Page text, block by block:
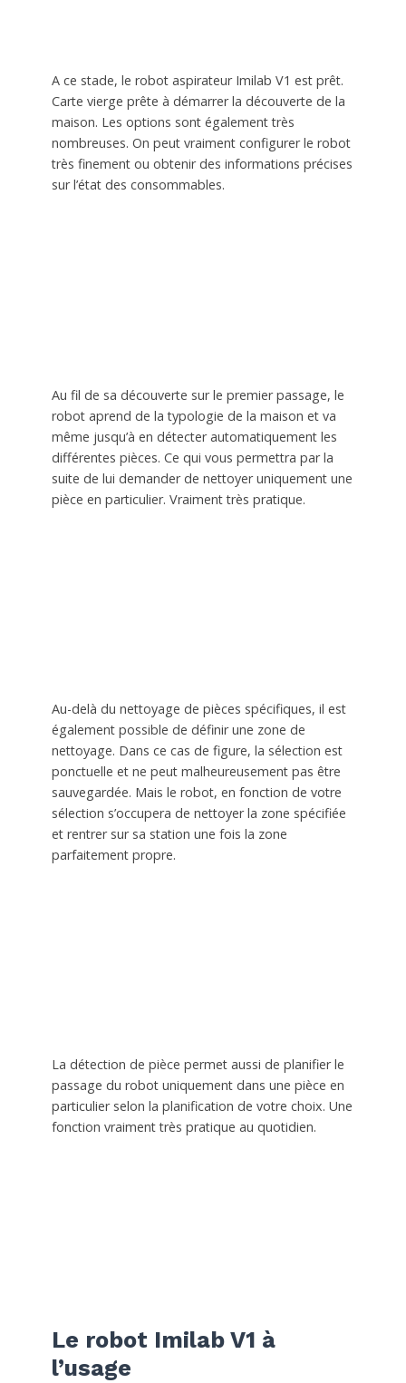
A ce stade, le robot aspirateur Imilab V1 est prêt.
Carte vierge prête à démarrer la découverte de la
maison. Les options sont également très
nombreuses. On peut vraiment configurer le robot
très finement ou obtenir des informations précises
sur l’état des consommables.
Au fil de sa découverte sur le premier passage, le
robot aprend de la typologie de la maison et va
même jusqu’à en détecter automatiquement les
différentes pièces. Ce qui vous permettra par la
suite de lui demander de nettoyer uniquement une
pièce en particulier. Vraiment très pratique.
Au-delà du nettoyage de pièces spécifiques, il est
également possible de définir une zone de
nettoyage. Dans ce cas de figure, la sélection est
ponctuelle et ne peut malheureusement pas être
sauvegardée. Mais le robot, en fonction de votre
sélection s’occupera de nettoyer la zone spécifiée
et rentrer sur sa station une fois la zone
parfaitement propre.
La détection de pièce permet aussi de planifier le
passage du robot uniquement dans une pièce en
particulier selon la planification de votre choix. Une
fonction vraiment très pratique au quotidien.
Le robot Imilab V1 à
l’usage